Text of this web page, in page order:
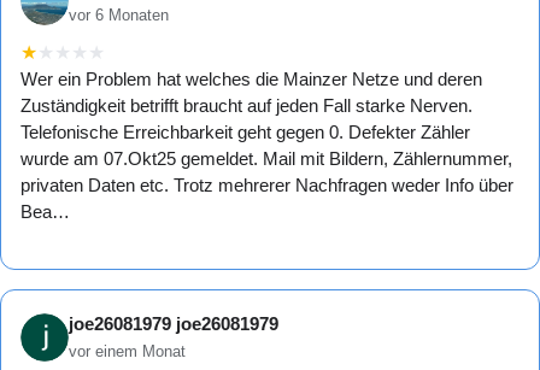
vor 6 Monaten
★ ★ ★ ★ ★
Wer ein Problem hat welches die Mainzer Netze und deren
Zuständigkeit betrifft braucht auf jeden Fall starke Nerven.
Telefonische Erreichbarkeit geht gegen 0. Defekter Zähler
wurde am 07.Okt25 gemeldet. Mail mit Bildern, Zählernummer,
privaten Daten etc. Trotz mehrerer Nachfragen weder Info über
Bea…
joe26081979 joe26081979
vor einem Monat